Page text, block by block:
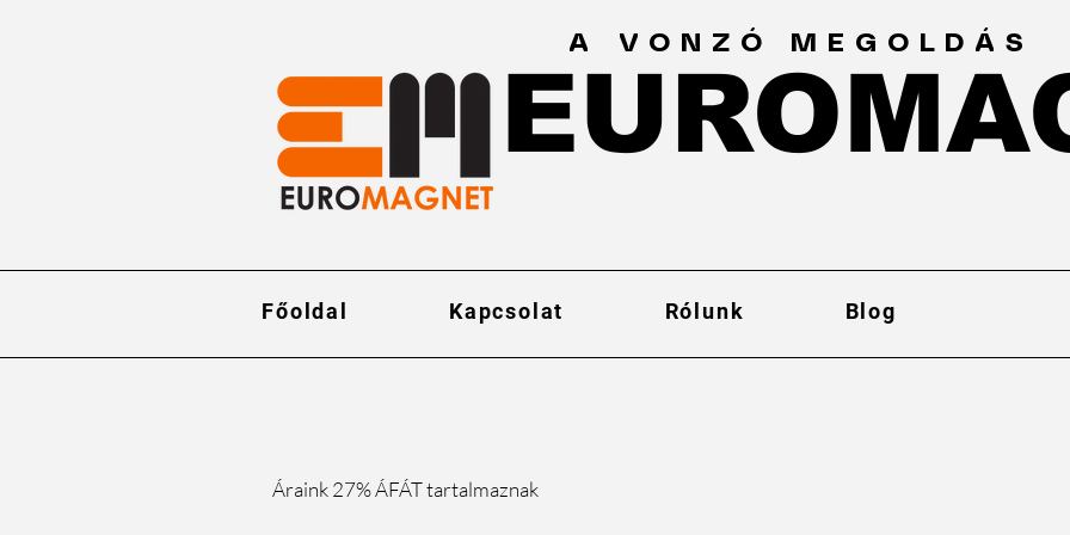
A VONZÓ MEGOLDÁS
Főoldal Kapcsolat Rólunk Blog
Áraink 27% ÁFÁT tartalmaznak